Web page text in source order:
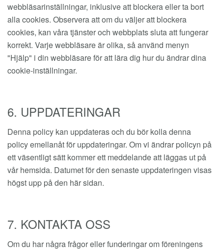
webbläsarinställningar, inklusive att blockera eller ta bort
alla cookies. Observera att om du väljer att blockera
cookies, kan våra tjänster och webbplats sluta att fungerar
korrekt. Varje webbläsare är olika, så använd menyn
"Hjälp" i din webbläsare för att lära dig hur du ändrar dina
cookie-inställningar.
6. UPPDATERINGAR
Denna policy kan uppdateras och du bör kolla denna
policy emellanåt för uppdateringar. Om vi ändrar policyn på
ett väsentligt sätt kommer ett meddelande att läggas ut på
vår hemsida. Datumet för den senaste uppdateringen visas
högst upp på den här sidan.
7. KONTAKTA OSS
Om du har några frågor eller funderingar om föreningens